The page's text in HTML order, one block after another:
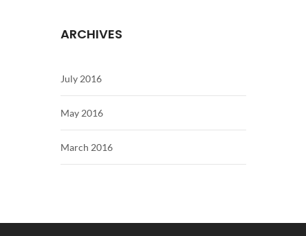
ARCHIVES
July 2016
May 2016
March 2016